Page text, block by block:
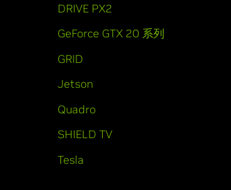
DRIVE PX2
GeForce GTX 20 系列
GRID
Jetson
Quadro
SHIELD TV
Tesla